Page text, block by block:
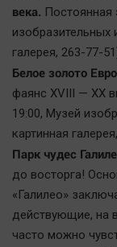
века. Постоянная
изобразительных
галерея, 263-77-
Белое золото
фаянс XVIII — XX
19:00, Mузей
картинная
Парк чудес
до восторга!
«Галилео»
действующие, на
часто можно